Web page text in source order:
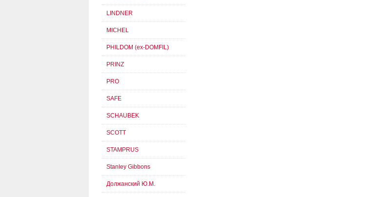
LINDNER
MICHEL
PHILDOM (ex-DOMFIL)
PRINZ
PRO
SAFE
SCHAUBEK
SCOTT
STAMPRUS
Stanley Gibbons
Должанский Ю.М.